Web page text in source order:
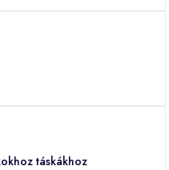
táskákhoz